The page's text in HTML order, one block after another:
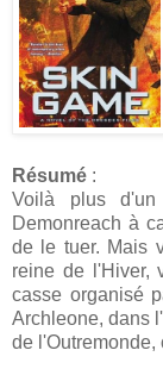
Résumé :
Voilà plus
Demonreach à
de le tuer. Mais
reine de l'Hiver,
casse organisé
Archleone, dans
de l'Outremonde,